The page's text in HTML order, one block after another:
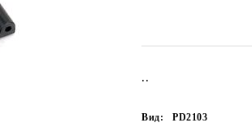
..
Вид: PD2103